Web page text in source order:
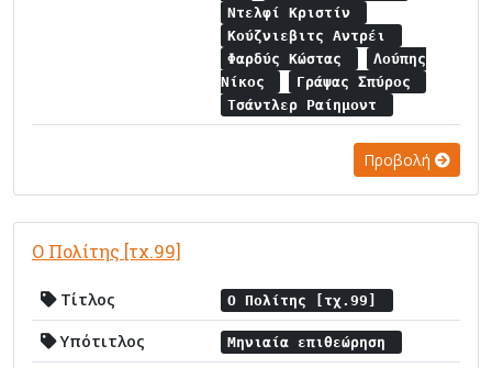
Ντελφί Κριστίν
Κούζνιεβιτς Αντρέι
Φαρδύς Κώστας
Λούπης
Νίκος
Γράψας Σπύρος
Τσάντλερ Ραίημοντ
Προβολή
Ο Πολίτης [τχ.99]
Τίτλος Ο Πολίτης [τχ.99]
Υπότιτλος Μηνιαία επιθεώρηση